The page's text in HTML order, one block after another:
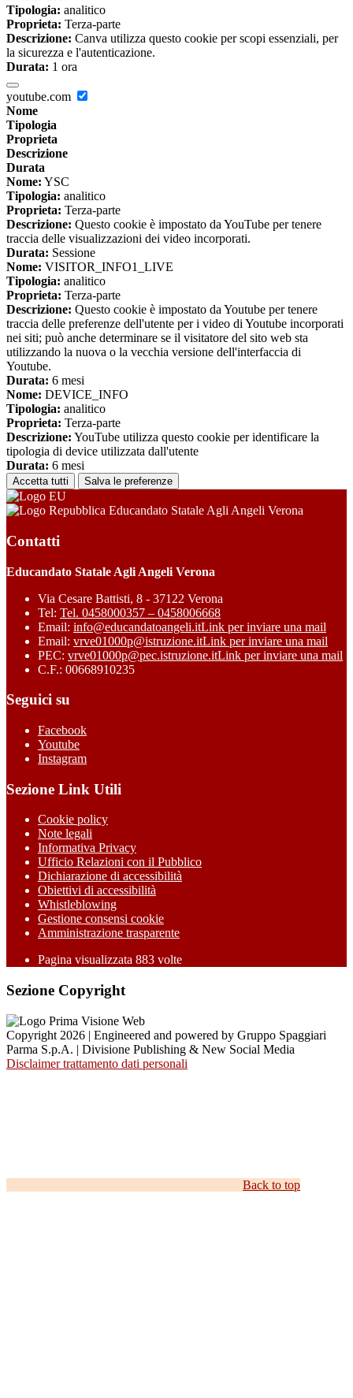
Tipologia: analitico
Proprieta: Terza-parte
Descrizione: Canva utilizza questo cookie per scopi essenziali, per
la sicurezza e l'autenticazione.
Durata: 1 ora
youtube.com
Nome
Tipologia
Proprieta
Descrizione
Durata
Nome: YSC
Tipologia: analitico
Proprieta: Terza-parte
Descrizione: Questo cookie è impostato da YouTube per tenere
traccia delle visualizzazioni dei video incorporati.
Durata: Sessione
Nome: VISITOR_INFO1_LIVE
Tipologia: analitico
Proprieta: Terza-parte
Descrizione: Questo cookie è impostato da Youtube per tenere
traccia delle preferenze dell'utente per i video di Youtube incorporati
nei siti; può anche determinare se il visitatore del sito web sta
utilizzando la nuova o la vecchia versione dell'interfaccia di
Youtube.
Durata: 6 mesi
Nome: DEVICE_INFO
Tipologia: analitico
Proprieta: Terza-parte
Descrizione: YouTube utilizza questo cookie per identificare la
tipologia di device utilizzata dall'utente
Durata: 6 mesi
Accetta tutti Salva le preferenze
Educandato Statale Agli Angeli Verona
Contatti
Educandato Statale Agli Angeli Verona
Via Cesare Battisti, 8 - 37122 Verona
Tel: Tel. 0458000357 – 0458006668
Email: info@educandatoangeli.itLink per inviare una mail
Email: vrve01000p@istruzione.itLink per inviare una mail
PEC: vrve01000p@pec.istruzione.itLink per inviare una mail
C.F.: 00668910235
Seguici su
Facebook
Youtube
Instagram
Sezione Link Utili
Cookie policy
Note legali
Informativa Privacy
Ufficio Relazioni con il Pubblico
Dichiarazione di accessibilità
Obiettivi di accessibilità
Whistleblowing
Gestione consensi cookie
Amministrazione trasparente
Pagina visualizzata 883 volte
Sezione Copyright
Copyright 2026 | Engineered and powered by Gruppo Spaggiari
Parma S.p.A. | Divisione Publishing & New Social Media
Disclaimer trattamento dati personali
Back to top